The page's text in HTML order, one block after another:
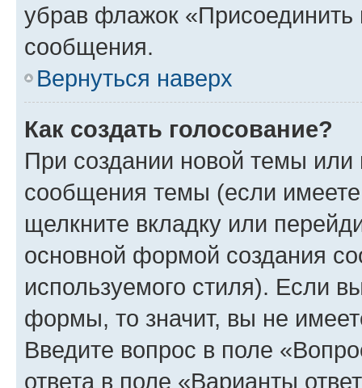
убрав флажок
сообщения.
Вернуться наверх
Как создать голосование?
При создании новой темы или
сообщения темы (если
щелкните вкладку или
основной формой создания
используемого стиля). Если
формы, то значит, вы не
Введите вопрос в поле
ответа в поле «Варианты